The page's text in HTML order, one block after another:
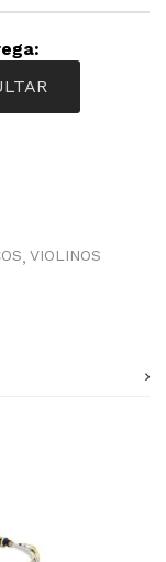
VIOLINOS